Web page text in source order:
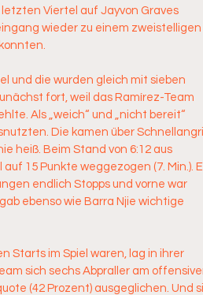
Viertel auf Jayvon Graves
wieder zu einem zweistelligen
und die wurden gleich mit sieben
fort, weil das Ramírez-Team
Als „weich“ und „nicht bereit“
Die kamen über
heiß. Beim Stand von 6:12 aus
15 Punkte weggezogen (7. Min.).
endlich Stopps und vorne war
ebenso wie Barra Njie wichtige
Starts im Spiel waren, lag in ihrer
sich sechs Abpraller am
(42 Prozent) ausgeglichen. Und